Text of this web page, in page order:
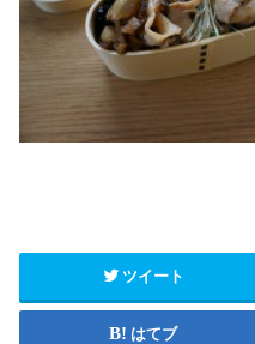
ツイート
はてブ